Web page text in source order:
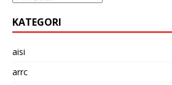
KATEGORI
aisi
arrc